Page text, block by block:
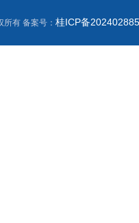
有 备案号： 桂ICP备